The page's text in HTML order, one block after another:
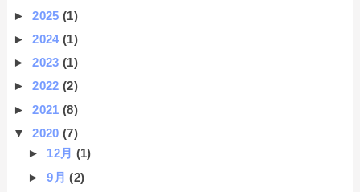
►2025(1)
►2024(1)
►2023(1)
►2022(2)
►2021(8)
▼2020(7)
► 12月 (1)
►9月(2)